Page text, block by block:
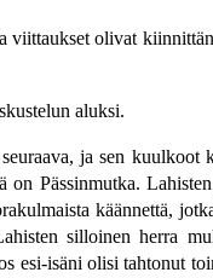
viittaukset olivat
aluksi.
ja sen kuulkoot
Pässinmutka.
käännettä,
silloinen herra
esi-isäni olisi tahtonut